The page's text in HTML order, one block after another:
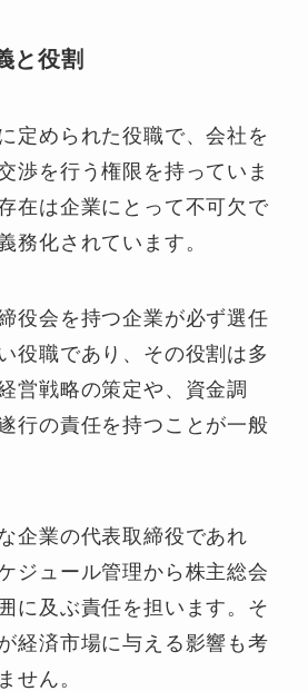
と役割
定められた役職で、会社を
渉を行う権限を持っていま
在は企業にとって不可欠で
務化されています。
役会を持つ企業が必ず選任
役職であり、その役割は多
営戦略の策定や、資金調
行の責任を持つことが一般
企業の代表取締役であれ
ジュール管理から株主総会
に及ぶ責任を担います。そ
経済市場に与える影響も考
せん。